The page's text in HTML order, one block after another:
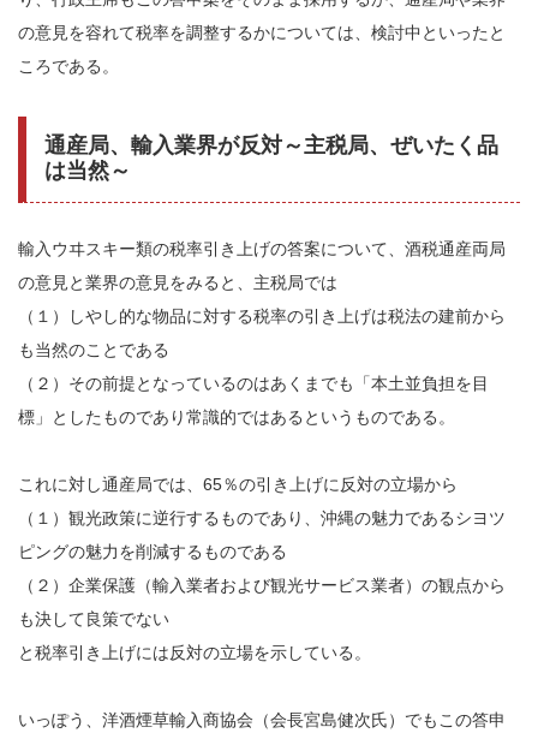
の意見を容れて税率を調整するかについては、検討中といったと
ころである。
通産局、輸入業界が反対～主税局、ぜいたく品
は当然～
輸入ウヰスキー類の税率引き上げの答案について、酒税通産両局
の意見と業界の意見をみると、主税局では
（１）しやし的な物品に対する税率の引き上げは税法の建前から
も当然のことである
（２）その前提となっているのはあくまでも「本土並負担を目
標」としたものであり常識的ではあるというものである。
これに対し通産局では、65％の引き上げに反対の立場から
（１）観光政策に逆行するものであり、沖縄の魅力であるシヨツ
ピングの魅力を削減するものである
（２）企業保護（輸入業者および観光サービス業者）の観点から
も決して良策でない
と税率引き上げには反対の立場を示している。
いっぽう、洋酒煙草輸入商協会（会長宮島健次氏）でもこの答申